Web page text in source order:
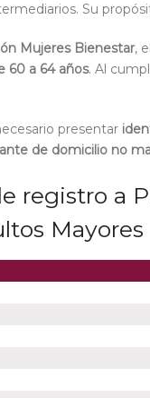
. Su
Mujeres Bienestar,
60 a 64 años. Al
presentar
de domicilio no
registro a
Mayores